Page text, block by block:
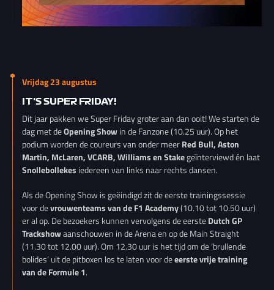
Vrijdag 23 augustus
IT'S SUPER FRIDAY!
Dit jaar pakken we Super Friday groter aan dan ooit! We starten de
dag met deOpening Showin de Fanzone (10.25 uur). Op het
podium worden de coureurs van onder meerRed Bull, Aston
Martin, McLaren, VCARB, Williams en Stakegeïnterviewd én laat
Snollebollekes iedereen van links naar rechts dansen.
Als de Opening Show is geëindigd zit de eerste trainingssessie
voor devrouwenteams van de F1 Academy(10.10 tot 10.50 uur)
er al op. De bezoekers kunnen vervolgens de eersteDutch GP
Trackshowaanschouwen in de Arena en op de Main Straight
(11.30 tot 12.00 uur). Om 12.30 uur is het tijd om de ‘brullende
bolides’ uit de pitboxen los te laten voor deeerste vrije training
van de Formule 1.